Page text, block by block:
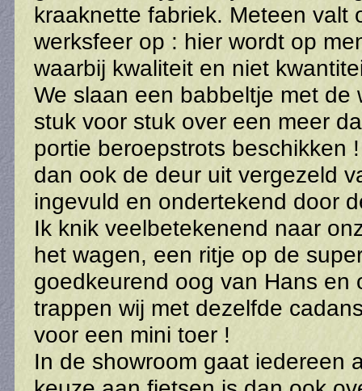
kraaknette fabriek. Meteen valt
werksfeer op : hier wordt op
waarbij kwaliteit en niet
We slaan een babbeltje met de
stuk voor stuk over een meer
portie beroepstrots beschikken
dan ook de deur uit vergezeld
ingevuld en ondertekend door
Ik knik veelbetekenend naar
het wagen, een ritje op de
goedkeurend oog van Hans en
trappen wij met dezelfde
voor een mini toer !
In de showroom gaat iedereen